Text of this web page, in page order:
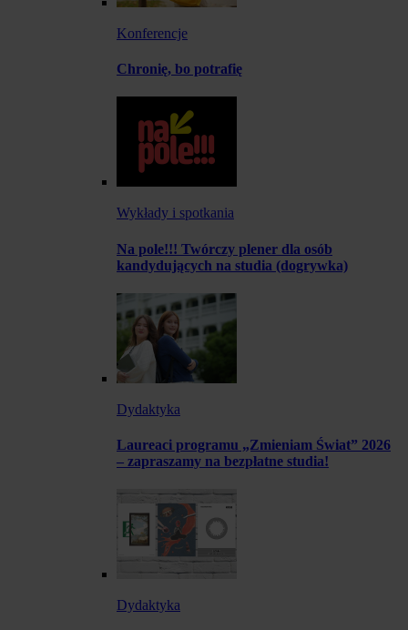
Konferencje
Chronię, bo potrafię
Wykłady i spotkania
Na pole!!! Twórczy plener dla osób
kandydujących na studia (dogrywka)
Dydaktyka
Laureaci programu „Zmieniam Świat” 2026
– zapraszamy na bezpłatne studia!
Dydaktyka